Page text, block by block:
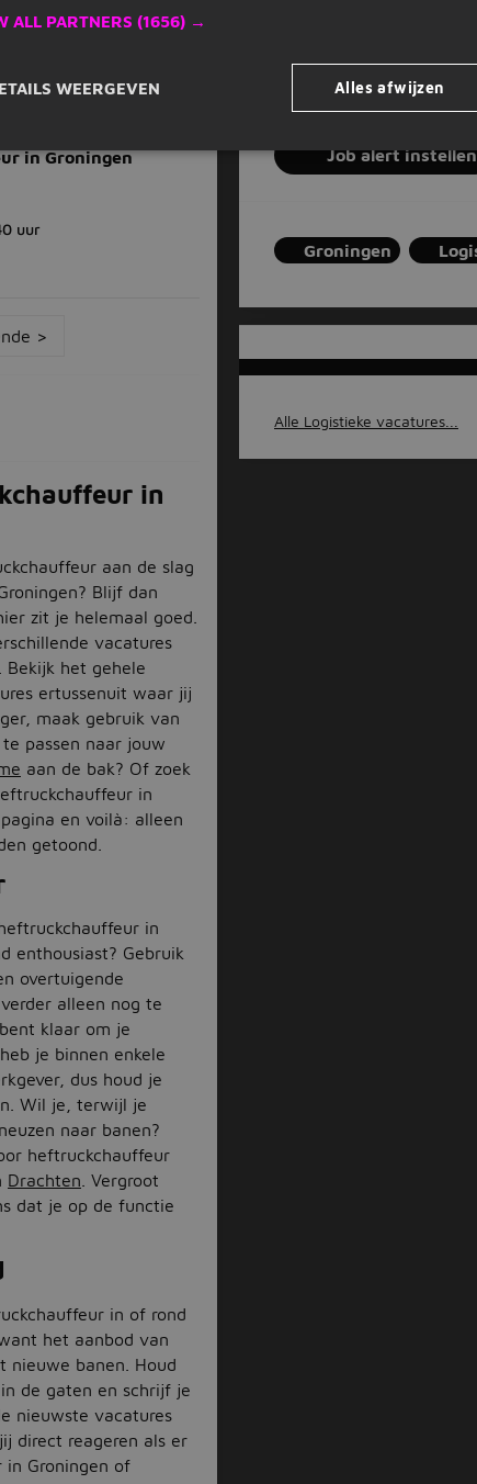
in Groningen
uur
>
in
aan de slag
Blijf dan
zit je helemaal goed.
vacatures
Bekijk het gehele
ertussenuit waar jij
maak gebruik van
passen naar jouw
aan de bak? Of zoek
in
en voilà: alleen
getoond.
in
enthousiast? Gebruik
overtuigende
alleen nog te
klaar om je
je binnen enkele
dus houd je
Wil je, terwijl je
naar banen?
heftruckchauffeur
Drachten . Vergroot
dat je op de functie
in of rond
het aanbod van
nieuwe banen. Houd
de gaten en schrijf je
nieuwste vacatures
direct reageren als er
Groningen of
Job alert instellen
Groningen
Alle Logistieke vacatures...
ALL PARTNERS (1656) →
Alles afwijzen
WEERGEVEN